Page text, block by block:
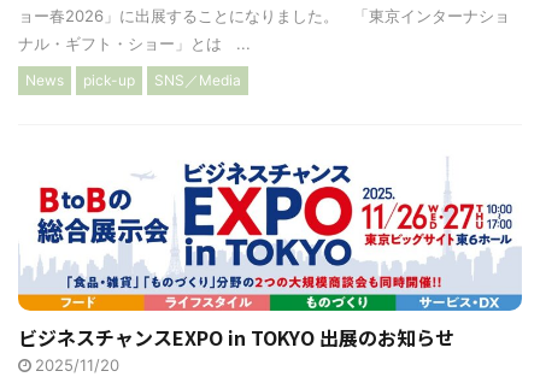
ョー春2026」に出展することになりました。 「東京インターナショ
ナル・ギフト・ショー」とは ...
News pick-up SNS／Media
ビジネスチャンスEXPO in TOKYO 出展のお知らせ
2025/11/20